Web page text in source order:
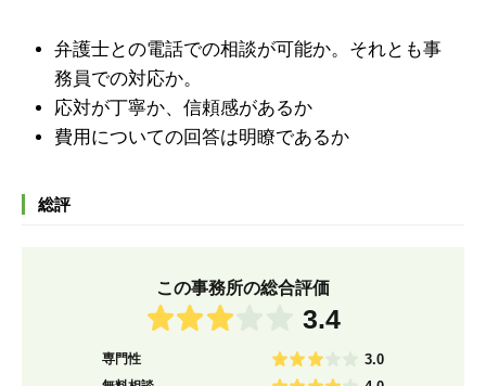
弁護士との電話での相談が可能か。それとも事
務員での対応か。
応対が丁寧か、信頼感があるか
費用についての回答は明瞭であるか
総評
この事務所の総合評価
3.4
専門性 3.0